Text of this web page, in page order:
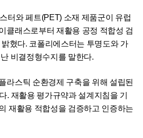
터와 페트(PET) 소재 제품군이 유럽
클래스로부터 재활용 공정 적합성 검
혔다. 코폴리에스터는 투명도와 가
비결정형수지를 말한다.
라스틱 순환경제 구축을 위해 설립된
. 재활용 평가규약과 설계지침을 기
재활용 적합성을 검증하고 인증하는